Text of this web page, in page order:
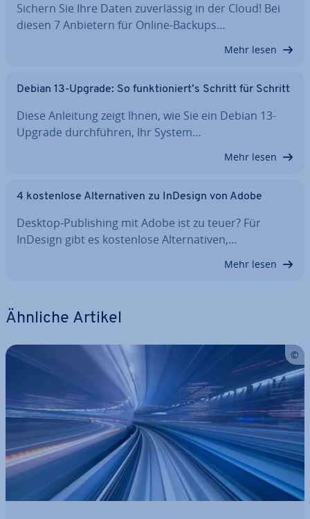
Sichern Sie Ihre Daten zu­ver­läs­sig in der Cloud! Bei
diesen 7 Anbietern für Online-Backups…
Mehr lesen
Debian 13-Upgrade: So funk­tio­niert’s Schritt für Schritt
Diese Anleitung zeigt Ihnen, wie Sie ein Debian 13-
Upgrade durch­füh­ren, Ihr System…
Mehr lesen
4 kos­ten­lo­se Al­ter­na­ti­ven zu InDesign von Adobe
Desktop-Pu­bli­shing mit Adobe ist zu teuer? Für
InDesign gibt es kos­ten­lo­se Al­ter­na­ti­ven,…
Mehr lesen
Ähnliche Artikel